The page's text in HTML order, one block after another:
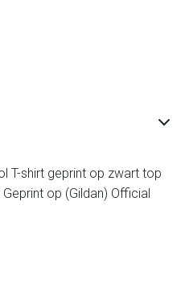
T-shirt geprint op zwart top
op (Gildan) Official